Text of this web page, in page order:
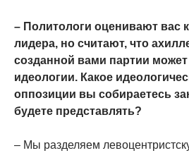
– Политологи оценивают вас
лидера, но считают, что
созданной вами партии может
идеологии. Какое
оппозиции вы собираетесь
будете представлять?
– Мы разделяем